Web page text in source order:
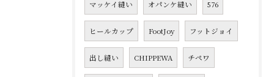
マッケイ縫い オパンケ縫い 576
ヒールカップ FootJoy フットジョイ
出し縫い CHIPPEWA チペワ